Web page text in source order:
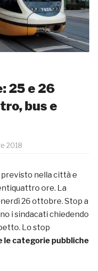
25 e 26
bus e
2018
nella città e
ore. La
26 ottobre. Stop a
i sindacati chiedendo
Lo stop
categorie pubbliche